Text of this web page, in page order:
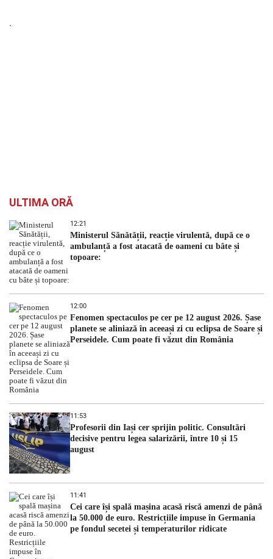
`
ULTIMA ORĂ
12:21
Ministerul Sănătății, reacție virulentă, după ce o
ambulanță a fost atacată de oameni cu bâte și
topoare:
12:00
Fenomen spectaculos pe cer pe 12 august 2026. Șase
planete se aliniază în aceeași zi cu eclipsa de Soare și
Perseidele. Cum poate fi văzut din România
11:53
Profesorii din Iași cer sprijin politic. Consultări
decisive pentru legea salarizării, între 10 și 15
august
11:41
Cei care își spală mașina acasă riscă amenzi de până
la 50.000 de euro. Restricțiile impuse în Germania
pe fondul secetei și temperaturilor ridicate